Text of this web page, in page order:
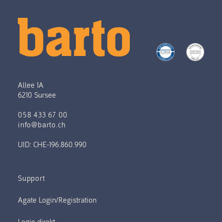
Allee 1A
6210 Sursee
058 433 67 00
info@barto.ch
UID: CHE-196.860.990
Support